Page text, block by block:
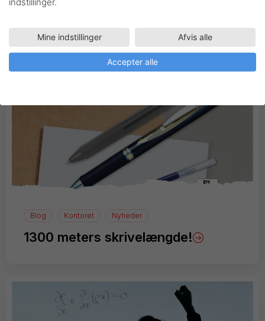
Inspiration
Blog Kontoret Nyheder
1300 meters skrivelængde!
Mine indstillinger Afvis alle
Accepter alle